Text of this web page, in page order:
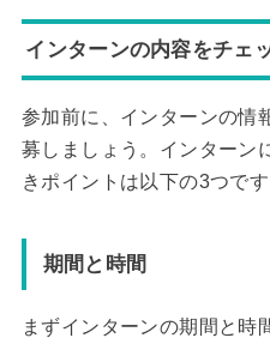
インターンの内容をチェ
参加前に、インターンの情
募しましょう。インターン
きポイントは以下の3つです
期間と時間
まずインターンの期間と時